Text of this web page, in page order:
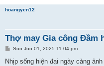
hoangyen12
Thợ may Gia công Đầm
P
s
Sun Jun 01, 2025 11:04 pm
Nhịp sống hiện đại ngày càng